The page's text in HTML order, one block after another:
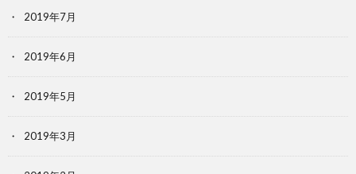
2019年7月
2019年6月
2019年5月
2019年3月